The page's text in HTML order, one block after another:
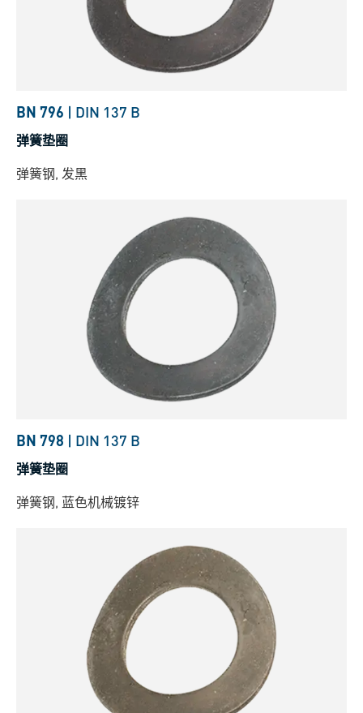
BN 796 | DIN 137 B
弹簧垫圈
弹簧钢, 发黑
BN 798 | DIN 137 B
弹簧垫圈
弹簧钢, 蓝色机械镀锌